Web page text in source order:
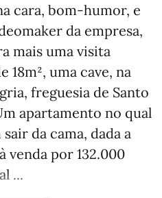
cara, bom-humor, e
da empresa,
mais uma visita
uma cave, na
freguesia de Santo
apartamento no qual
da cama, dada a
venda por 132.000
...